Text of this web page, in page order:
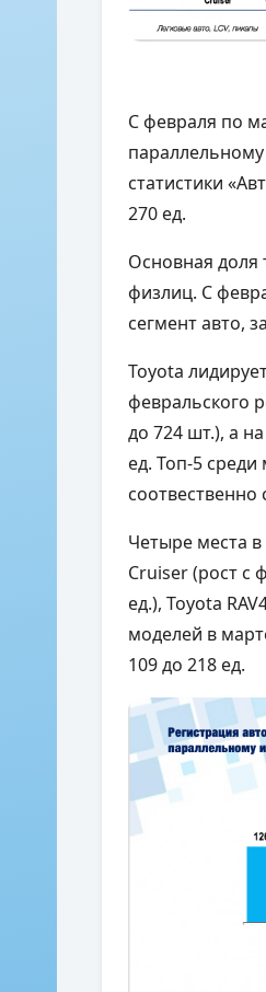
С февраля по
статистики
270 ед.
Основная доля
физлиц. С
сегмент авто,
Toyota
февральского
до 724 шт.), а
ед. Топ-5
соотвественно
Четыре места
Cruiser (рост с
ед.), Toyota
моделей в
109 до 218 ед.